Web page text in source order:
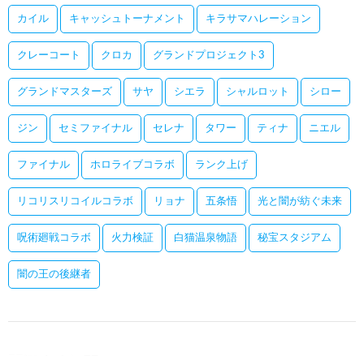
カイル キャッシュトーナメント キラサマハレーション
クレーコート クロカ グランドプロジェクト3
グランドマスターズ サヤ シエラ シャルロット シロー
ジン セミファイナル セレナ タワー ティナ ニエル
ファイナル ホロライブコラボ ランク上げ
リコリスリコイルコラボ リョナ 五条悟 光と闇が紡ぐ未来
呪術廻戦コラボ 火力検証 白猫温泉物語 秘宝スタジアム
闇の王の後継者